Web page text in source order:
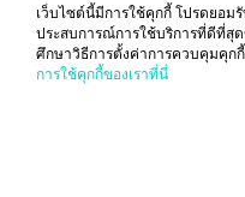
© 2026 readAwrite.com by
This site is protected by reCAPTCHA and
เว็บไซต์นี้มีการใช้คุกกี้ โปรดยอม
ประสบการณ์การใช้บริการที่ดีที่สุ
ศึกษาวิธีการตั้งค่าการควบคุมคุก
การใช้คุกกี้ของเราที่นี่